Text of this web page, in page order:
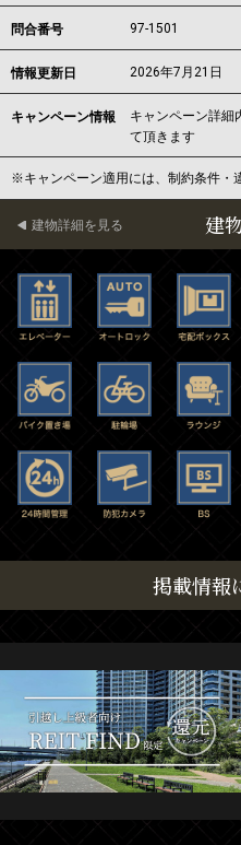
問合番号 97-1501
情報更新日 2026年7月21日
キャンペーン情報
キャンペーン詳細
て頂きます
※キャンペーン適用には、制約条件・
建
建物詳細を見る
掲載情報